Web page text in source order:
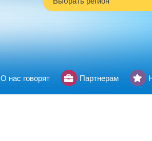
О нас говорят Партнерам